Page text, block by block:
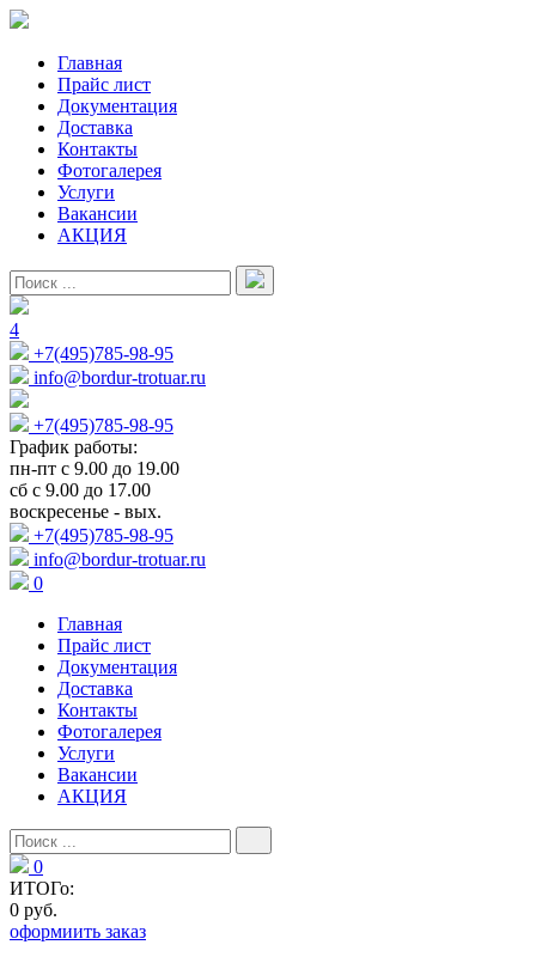
Главная
Прайс лист
Документация
Доставка
Контакты
Фотогалерея
Услуги
Вакансии
АКЦИЯ
4
+7(495)785-98-95
info@bordur-trotuar.ru
+7(495)785-98-95
График работы:
пн-пт с 9.00 до 19.00
сб с 9.00 до 17.00
воскресенье - вых.
+7(495)785-98-95
info@bordur-trotuar.ru
0
Главная
Прайс лист
Документация
Доставка
Контакты
Фотогалерея
Услуги
Вакансии
АКЦИЯ
0
ИТОГо:
0 руб.
оформиить заказ